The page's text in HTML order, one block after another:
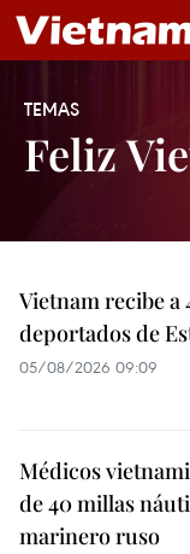
TEMAS
Feliz
Vietnam recibe a
deportados de
05/08/2026 09:09
Médicos
de 40 millas
marinero ruso